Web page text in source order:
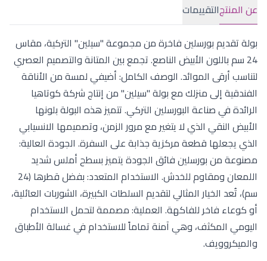
عن المنتجالتقييمات
بولة تقديم بورسلين فاخرة من مجموعة "سيلين" التركية، مقاس
24 سم باللون الأبيض الناصع. تجمع بين المتانة والتصميم العصري
لتناسب أرقى الموائد. الوصف الكامل: أضيفي لمسة من الأناقة
الفندقية إلى منزلك مع بولة "سيلين" من إنتاج شركة كوتاهيا
الرائدة في صناعة البورسلين التركي. تتميز هذه البولة بلونها
الأبيض النقي الذي لا يتغير مع مرور الزمن، وتصميمها الانسيابي
الذي يجعلها قطعة مركزية جذابة على السفرة. الجودة العالية:
مصنوعة من بورسلين فائق الجودة يتميز بسطح أملس شديد
اللمعان ومقاوم للخدش. الاستخدام المتعدد: بفضل قطرها (24
سم)، تُعد الخيار المثالي لتقديم السلطات الكبيرة، الشوربات العائلية،
أو كوعاء فاخر للفاكهة. العملية: مصممة لتحمل الاستخدام
اليومي المكثف، وهي آمنة تماماً للاستخدام في غسالة الأطباق
والميكروويف.